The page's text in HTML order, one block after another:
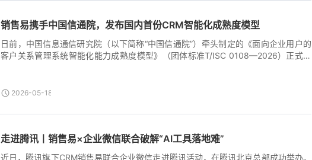
销售易携手中国信通院，发布国内首份CRM智能化成熟度模型
日前，中国信息通信研究院（以下简称“中国信通院”）牵头制定的《面向企业用户的
客户关系管理系统智能化能力成熟度模型》（团体标准T/ISC 0108—2026）正式发
一、科学的衡量基准。 [...]
2026-05-18T09:24:42+00:00
走进腾讯丨销售易×企业微信联合破解“AI工具落地难”
近日，腾讯旗下CRM销售易联合企业微信走进腾讯活动，在腾讯北京总部成功举办。